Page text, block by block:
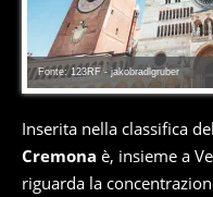
Fonte: 123RF - jakobradlgruber
Inserita nella classifica
Cremona è, insieme a
riguarda la